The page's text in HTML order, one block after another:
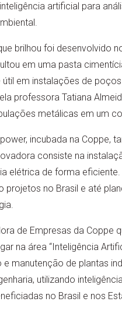
artificial para
brilhou foi desenvolvido
em uma pasta
em instalações de
professora Tatiana
metálicas em um
incubada na Coppe,
consiste na
elétrica de forma
projetos no Brasil e até
de Empresas da Coppe
na área “Inteligência
manutenção de plantas
utilizando
no Brasil e nos